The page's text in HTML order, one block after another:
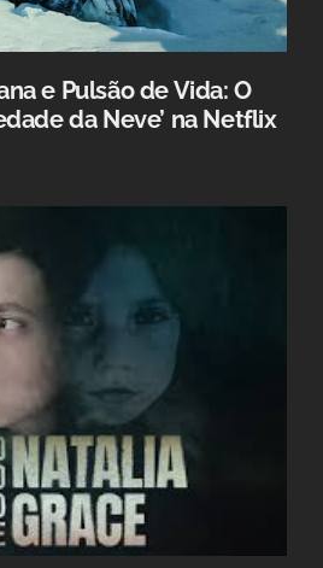
e Pulsão de Vida: O
da Neve’ na Netflix